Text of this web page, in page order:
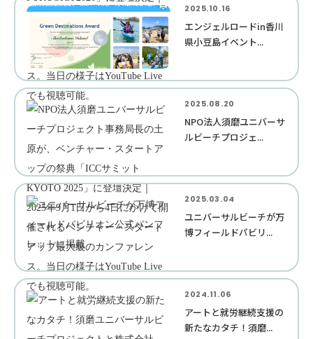
2025.10.16
エンジェルロードin香川
県小豆島イベント...
2025.08.20
NPO法人須磨ユニバーサ
ルビーチプロジェ...
2025.03.04
ユニバーサルビーチが万
博フィールドパビリ...
2024.11.06
アートと就労継続支援の
新たなカタチ！須磨...